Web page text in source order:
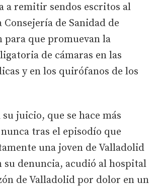
a remitir sendos escritos al
de Sanidad de
para que promuevan la
de cámaras en las
y en los quirófanos de los
juicio, que se hace más
tras el episodío que
una joven de Valladolid
su denuncia, acudió al hospital
de Valladolid por dolor en un